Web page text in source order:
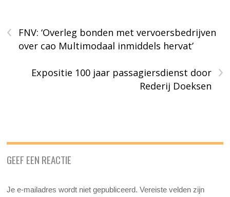
‹
FNV: ‘Overleg bonden met vervoersbedrijven
over cao Multimodaal inmiddels hervat’
›
Expositie 100 jaar passagiersdienst door
Rederij Doeksen
GEEF EEN REACTIE
Je e-mailadres wordt niet gepubliceerd. Vereiste velden zijn